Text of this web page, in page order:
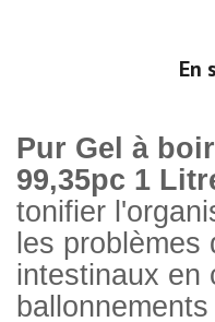
En
Pur Gel à
99,35pc 1
tonifier
les problèmes
intestinaux en